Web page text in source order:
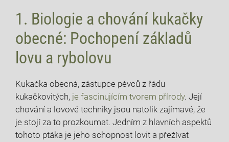
1. Biologie a chování kukačky
obecné: Pochopení základů
lovu a rybolovu
Kukačka obecná, zástupce pěvců‌ z ​řádu
kukačkovitých, je fascinujícím tvorem přírody. Její
chování a lovové⁤ techniky jsou natolik zajímavé, že
je ‍stojí za to prozkoumat. Jedním⁢ z hlavních aspektů
tohoto ptáka je jeho schopnost lovit a ‌přežívat